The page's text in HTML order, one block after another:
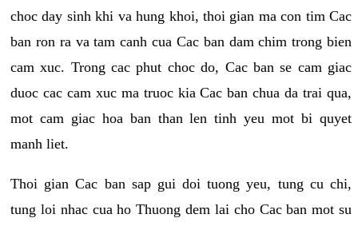
choc day sinh khi va hung khoi, thoi gian ma con tim Cac
ban ron ra va tam canh cua Cac ban dam chim trong bien
cam xuc. Trong cac phut choc do, Cac ban se cam giac
duoc cac cam xuc ma truoc kia Cac ban chua da trai qua,
mot cam giac hoa ban than len tinh yeu mot bi quyet
manh liet.
Thoi gian Cac ban sap gui doi tuong yeu, tung cu chi,
tung loi nhac cua ho Thuong dem lai cho Cac ban mot su